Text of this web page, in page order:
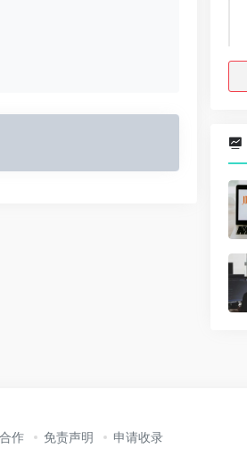
作 免责声明 申请收录